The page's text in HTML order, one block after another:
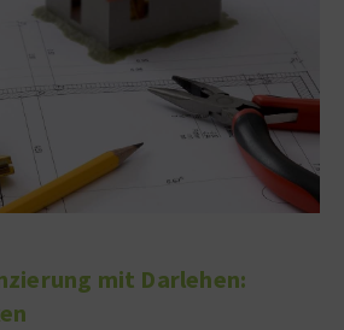
mit Darlehen: